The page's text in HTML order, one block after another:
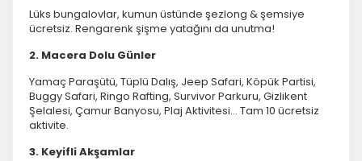
Lüks bungalovlar, kumun üstünde şezlong & şemsiye
ücretsiz. Rengarenk şişme yatağını da unutma!
2. Macera Dolu Günler
Yamaç Paraşütü, Tüplü Dalış, Jeep Safari, Köpük Partisi,
Buggy Safari, Ringo Rafting, Survivor Parkuru, Gizlikent
Şelalesi, Çamur Banyosu, Plaj Aktivitesi… Tam 10 ücretsiz
aktivite.
3. Keyifli Akşamlar